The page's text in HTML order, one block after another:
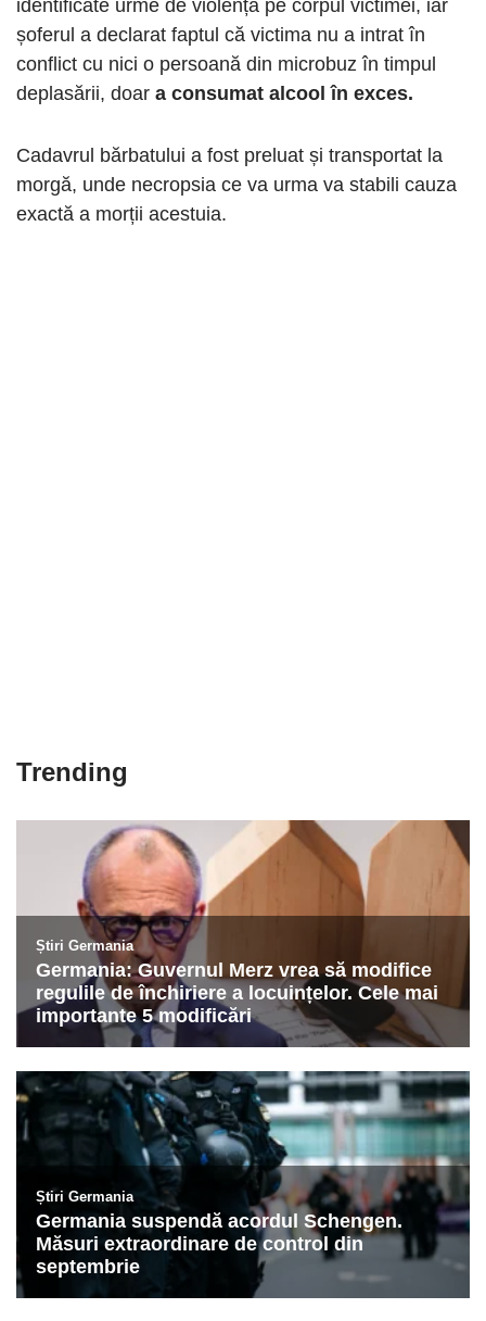
identificate urme de violență pe corpul victimei, iar
șoferul a declarat faptul că victima nu a intrat în
conflict cu nici o persoană din microbuz în timpul
deplasării, doar a consumat alcool în exces.
Cadavrul bărbatului a fost preluat și transportat la
morgă, unde necropsia ce va urma va stabili cauza
exactă a morții acestuia.
Trending